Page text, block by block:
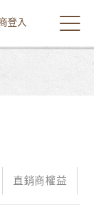
登入
選
單
直銷商權益